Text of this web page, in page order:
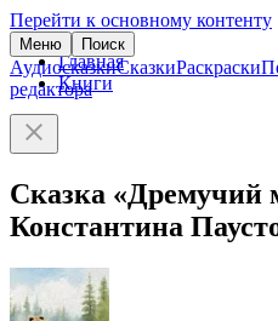
Перейти к основному контенту
Меню Поиск
АудиосказкиСказкиРаскраски
редактора
Главная
Книги
Сказка «Дремучий
Константина